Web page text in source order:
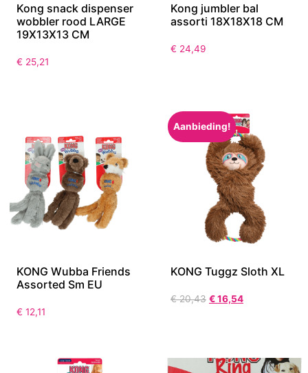
Kong snack dispenser
wobbler rood LARGE
19X13X13 CM
€ 25,21
Kong jumbler bal
assorti 18X18X18 CM
€ 24,49
KONG Wubba Friends
Assorted Sm EU
€ 12,11
Aanbieding!
KONG Tuggz Sloth XL
€20,43 €16,54